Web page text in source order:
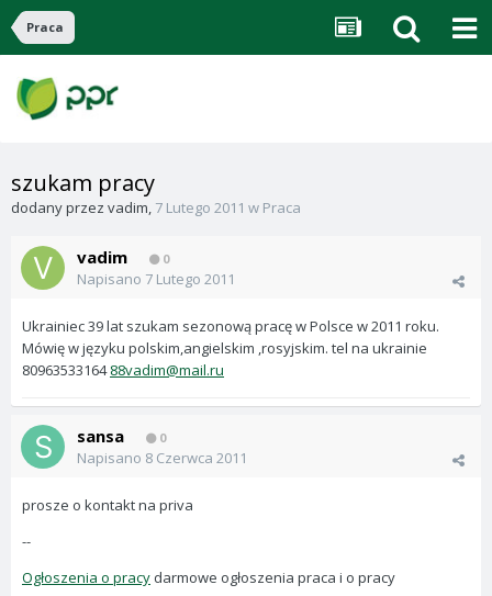
Praca
szukam pracy
dodany przez vadim, 7 Lutego 2011 w Praca
vadim 0
Napisano 7 Lutego 2011
Ukrainiec 39 lat szukam sezonową pracę w Polsce w 2011 roku.
Mówię w języku polskim,angielskim ,rosyjskim. tel na ukrainie
8096353316488vadim@mail.ru
sansa 0
Napisano 8 Czerwca 2011
prosze o kontakt na priva
--
Ogłoszenia o pracy darmowe ogłoszenia praca i o pracy